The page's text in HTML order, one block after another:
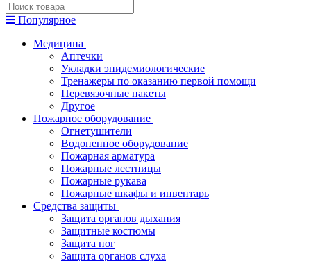
Популярное
Медицина
Аптечки
Укладки эпидемиологические
Тренажеры по оказанию первой помощи
Перевязочные пакеты
Другое
Пожарное оборудование
Огнетушители
Водопенное оборудование
Пожарная арматура
Пожарные лестницы
Пожарные рукава
Пожарные шкафы и инвентарь
Средства защиты
Защита органов дыхания
Защитные костюмы
Защита ног
Защита органов слуха